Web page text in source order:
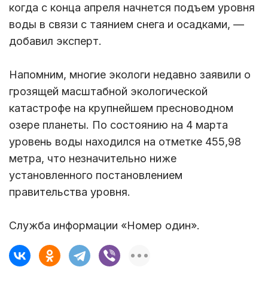
когда с конца апреля начнется подъем уровня
воды в связи с таянием снега и осадками, —
добавил эксперт.
Напомним, многие экологи недавно заявили о
грозящей масштабной экологической
катастрофе на крупнейшем пресноводном
озере планеты. По состоянию на 4 марта
уровень воды находился на отметке 455,98
метра, что незначительно ниже
установленного постановлением
правительства уровня.
Служба информации «Номер один».